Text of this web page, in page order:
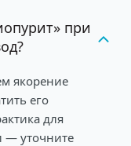
при
якорение
его
для
— уточните